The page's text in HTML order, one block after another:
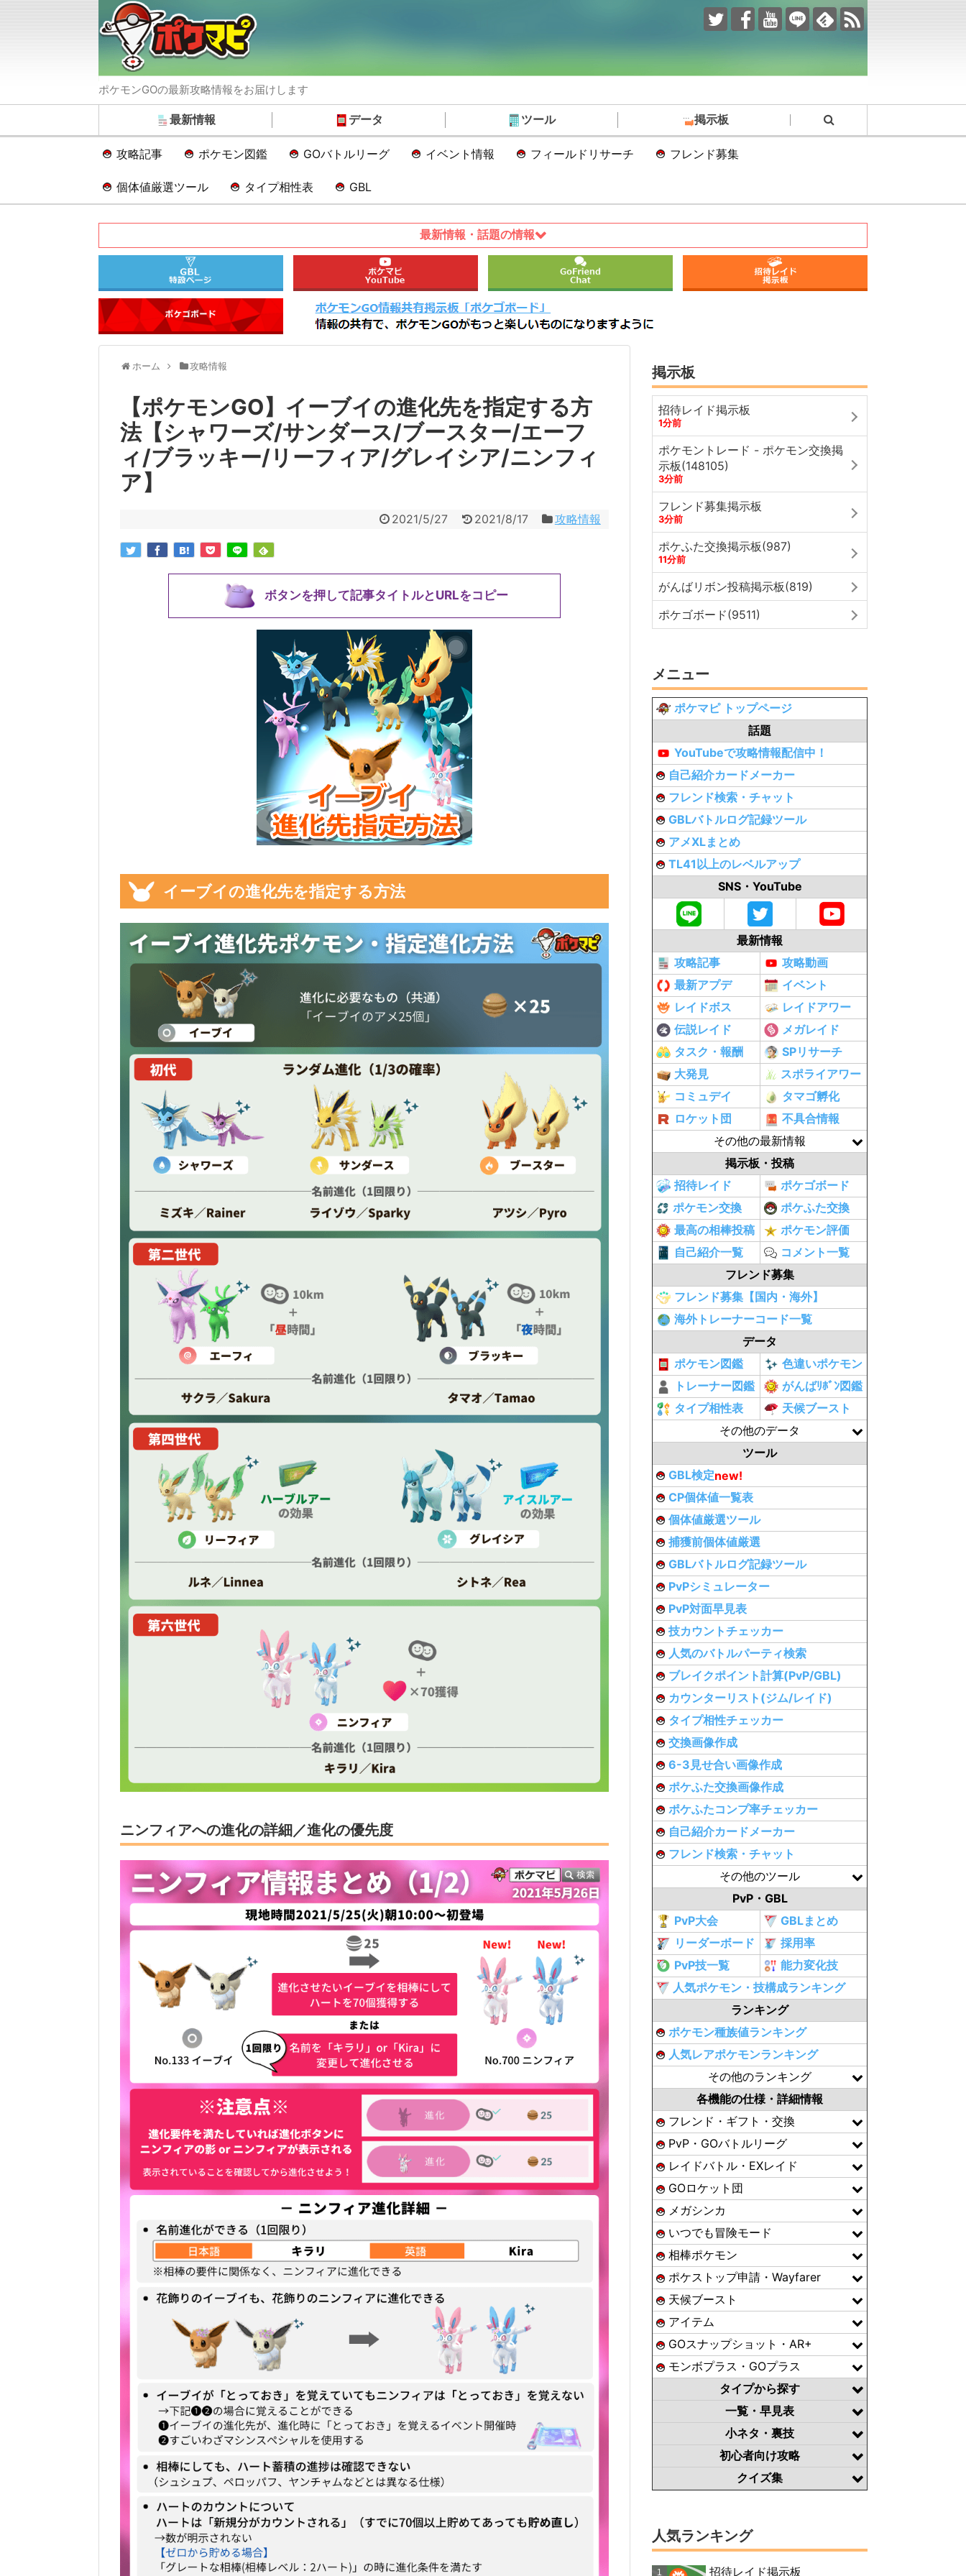
ポケモンGOの最新攻略情報をお届けします
最新情報 データ ツール 掲示板
攻略記事 ポケモン図鑑 GOバトルリーグ イベント情報 フィールドリサーチ フレンド募集
個体値厳選ツール タイプ相性表 GBL
最新情報・話題の情報
ホーム 攻略情報
【ポケモンGO】イーブイの進化先を指定する方
法【シャワーズ/サンダース/ブースター/エーフ
ィ/ブラッキー/リーフィア/グレイシア/ニンフィ
ア】
2021/5/27 2021/8/17 攻略情報
ボタンを押して記事タイトルとURLをコピー
イーブイの進化先を指定する方法
ニンフィアへの進化の詳細／進化の優先度
掲示板
招待レイド掲示板
1分前
ポケモントレード - ポケモン交換掲
示板(148105)
3分前
フレンド募集掲示板
3分前
ポケふた交換掲示板(987)
11分前
がんばリボン投稿掲示板(819)
ポケゴボード(9511)
メニュー
ポケマピ トップページ
話題
YouTubeで攻略情報配信中！
自己紹介カードメーカー
フレンド検索・チャット
GBLバトルログ記録ツール
アメXLまとめ
TL41以上のレベルアップ
SNS・YouTube
最新情報
攻略記事
攻略動画
最新アプデ
イベント
レイドボス
レイドアワー
伝説レイド
メガレイド
タスク・報酬
SPリサーチ
大発見
スポライアワー
コミュデイ
タマゴ孵化
ロケット団
不具合情報
その他の最新情報
掲示板・投稿
招待レイド
ポケゴボード
ポケモン交換
ポケふた交換
最高の相棒投稿
ポケモン評価
自己紹介一覧
コメント一覧
フレンド募集
フレンド募集【国内・海外】
海外トレーナーコード一覧
データ
ポケモン図鑑
色違いポケモン
トレーナー図鑑
がんばﾘﾎﾞﾝ図鑑
タイプ相性表
天候ブースト
その他のデータ
ツール
GBL検定new!
CP個体値一覧表
個体値厳選ツール
捕獲前個体値厳選
GBLバトルログ記録ツール
PvPシミュレーター
PvP対面早見表
技カウントチェッカー
人気のバトルパーティ検索
ブレイクポイント計算(PvP/GBL)
カウンターリスト(ジム/レイド)
タイプ相性チェッカー
交換画像作成
6-3見せ合い画像作成
ポケふた交換画像作成
ポケふたコンプ率チェッカー
自己紹介カードメーカー
フレンド検索・チャット
その他のツール
PvP・GBL
PvP大会
GBLまとめ
リーダーボード
採用率
PvP技一覧
能力変化技
人気ポケモン・技構成ランキング
ランキング
ポケモン種族値ランキング
人気レアポケモンランキング
その他のランキング
各機能の仕様・詳細情報
フレンド・ギフト・交換
PvP・GOバトルリーグ
レイドバトル・EXレイド
GOロケット団
メガシンカ
いつでも冒険モード
相棒ポケモン
ポケストップ申請・Wayfarer
天候ブースト
アイテム
GOスナップショット・AR+
モンボプラス・GOプラス
タイプから探す
一覧・早見表
小ネタ・裏技
初心者向け攻略
クイズ集
人気ランキング
招待レイド掲示板